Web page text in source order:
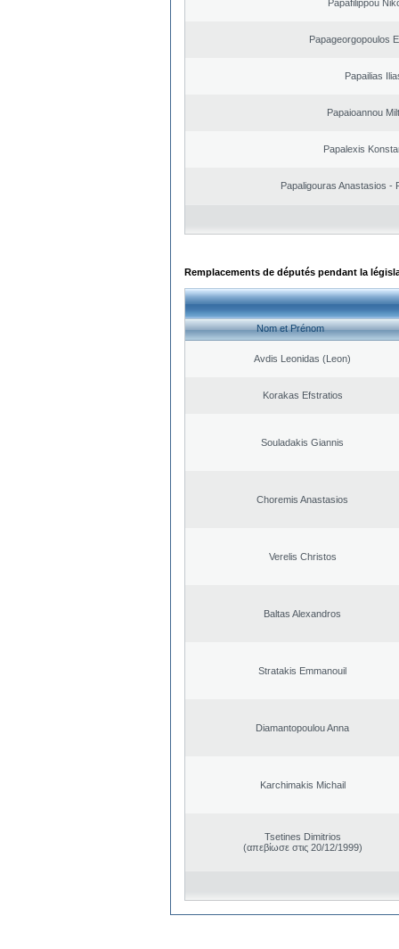
Papafilippou
Papageorgopoulos
Papailias
Papaioannou
Papalexis
Papaligouras Anastasios -
Remplacements de députés pendant la
Nom et Prénom
Avdis Leonidas (Leon)
Korakas Efstratios
Souladakis Giannis
Choremis Anastasios
Verelis Christos
Baltas Alexandros
Stratakis Emmanouil
Diamantopoulou Anna
Karchimakis Michail
Tsetines Dimitrios
(απεβίωσε στις 20/12/1999)